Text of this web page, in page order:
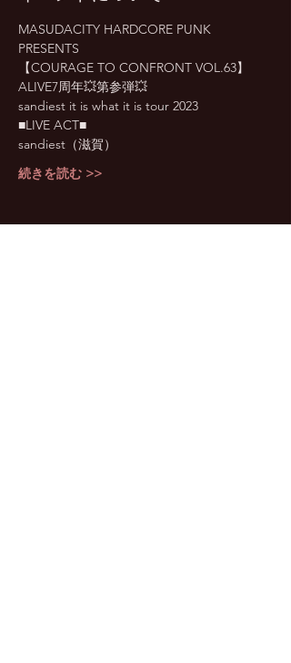
MASUDACITY HARDCORE PUNK
PRESENTS
【COURAGE TO CONFRONT VOL.63】
ALIVE7周年💥第参弾💥
sandiest it is what it is tour 2023
■LIVE ACT■
sandiest（滋賀）
続きを読む >>